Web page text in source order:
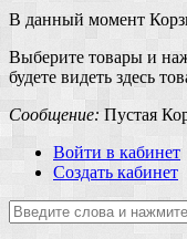
В данный момент
Выберите товары и
будете видеть здесь
Сообщение: Пустая
Войти в кабинет
Создать кабинет